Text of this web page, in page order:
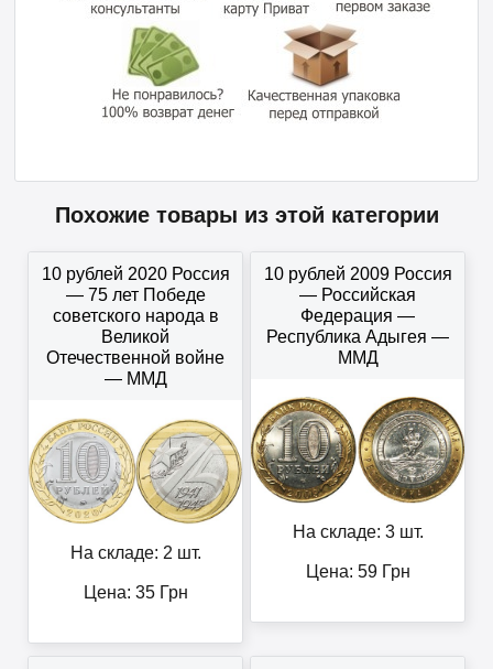
Похожие товары из этой категории
10 рублей 2020 Россия
— 75 лет Победе
советского народа в
Великой
Отечественной войне
— ММД
На складе: 2 шт.
Цена: 35Грн
10 рублей 2009 Россия
— Российская
Федерация —
Республика Адыгея —
ММД
На складе: 3 шт.
Цена: 59Грн